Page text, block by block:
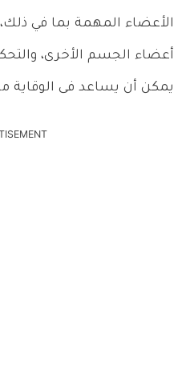
الأعضاء المهمة بما في ذلك،
أعضاء الجسم الأخرى،
يمكن أن يساعد فى الوقاية